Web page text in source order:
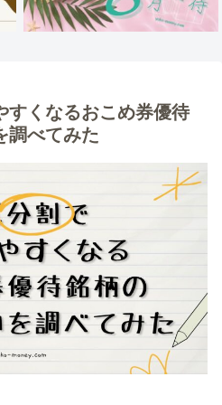
すくなるおこめ券優待
調べてみた